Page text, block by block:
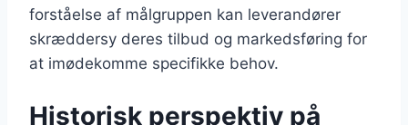
forståelse af målgruppen kan leverandører
skræddersy deres tilbud og markedsføring for
at imødekomme specifikke behov.
Historisk perspektiv på